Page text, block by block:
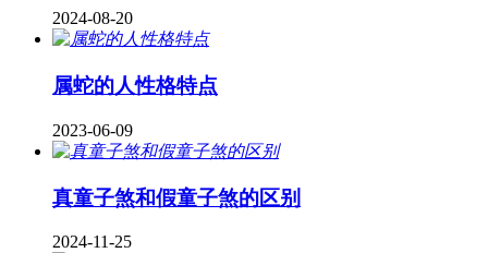
2024-08-20
属蛇的人性格特点
2023-06-09
真童子煞和假童子煞的区别
2024-11-25